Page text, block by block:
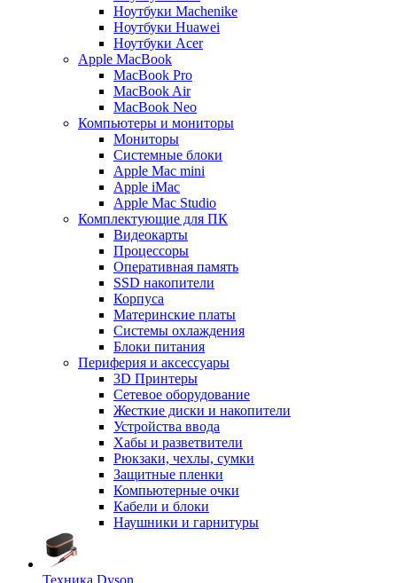
Ноутбуки Machenike
Ноутбуки Huawei
Ноутбуки Acer
Apple MacBook
MacBook Pro
MacBook Air
MacBook Neo
Компьютеры и мониторы
Мониторы
Системные блоки
Apple Mac mini
Apple iMac
Apple Mac Studio
Комплектующие для ПК
Видеокарты
Процессоры
Оперативная память
SSD накопители
Корпуса
Материнские платы
Системы охлаждения
Блоки питания
Периферия и аксессуары
3D Принтеры
Сетевое оборудование
Жесткие диски и накопители
Устройства ввода
Хабы и разветвители
Рюкзаки, чехлы, сумки
Защитные пленки
Компьютерные очки
Кабели и блоки
Наушники и гарнитуры
Техника Dyson